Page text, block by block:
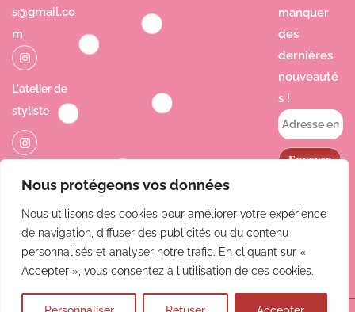
Nous protégeons vos données
Nous utilisons des cookies pour améliorer votre expérience
de navigation, diffuser des publicités ou du contenu
personnalisés et analyser notre trafic. En cliquant sur «
Accepter », vous consentez à l'utilisation de ces cookies.
s@gmail.co
m
L'atelier de
styliste
manquer
des
dernières
nouveauté
s !